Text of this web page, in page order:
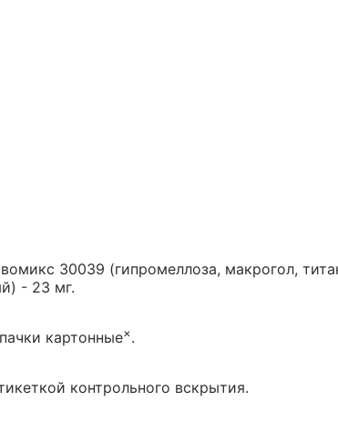
30039 (гипромеллоза, макрогол,
- 23 мг.
картонные×.
контрольного вскрытия.